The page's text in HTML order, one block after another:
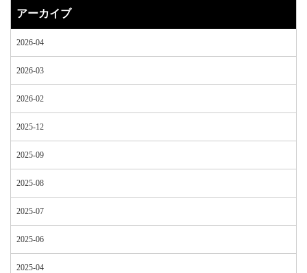
アーカイブ
2026-04
2026-03
2026-02
2025-12
2025-09
2025-08
2025-07
2025-06
2025-04